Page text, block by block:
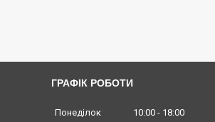
ГРАФІК РОБОТИ
Понеділок 10:00 18:00